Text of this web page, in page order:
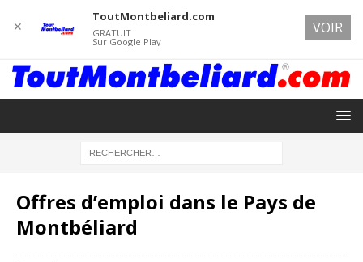
Offres d’emploi dans le Pays de
Montbéliard
✕
ToutMontbeliard.com
GRATUIT
Sur Google Play
VOIR